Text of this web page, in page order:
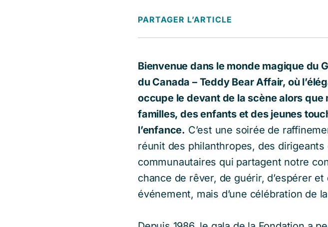
PARTAGER L’ARTICLE
Bienvenue dans le monde magique du
du Canada – Teddy Bear Affair, où
occupe le devant de la scène alors
familles, des enfants et des jeunes
l’enfance. C’est une soirée de
réunit des philanthropes, des dirigeants
communautaires qui partagent notre
chance de rêver, de guérir, d’espérer et
événement, mais d’une célébration de